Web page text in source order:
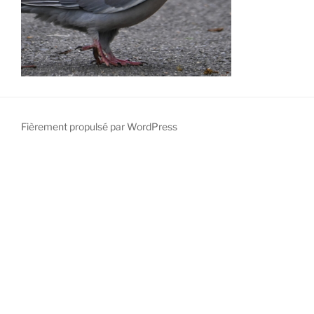
Fièrement propulsé par WordPress